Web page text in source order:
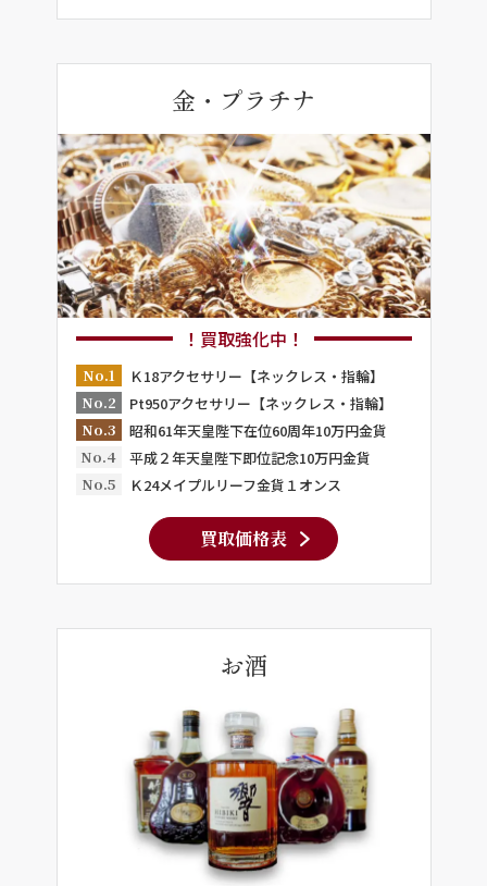
金・プラチナ
！買取強化中！
No.1
Ｋ18アクセサリー【ネックレス・指輪】
No.2
Pt950アクセサリー【ネックレス・指輪】
No.3
昭和61年天皇陛下在位60周年10万円金貨
No.4
平成２年天皇陛下即位記念10万円金貨
No.5
Ｋ24メイプルリーフ金貨１オンス
買取価格表
お酒